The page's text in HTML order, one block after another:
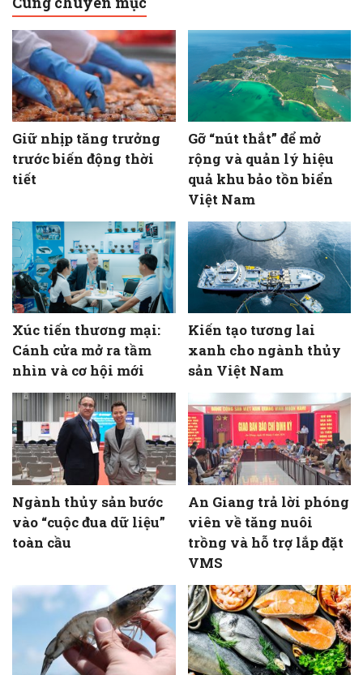
Giữ nhịp tăng trưởng
trước biến động thời
tiết
Gỡ “nút thắt” để mở
rộng và quản lý hiệu
quả khu bảo tồn biển
Việt Nam
Xúc tiến thương mại:
Cánh cửa mở ra tầm
nhìn và cơ hội mới
Kiến tạo tương lai
xanh cho ngành thủy
sản Việt Nam
Ngành thủy sản bước
vào “cuộc đua dữ liệu”
toàn cầu
An Giang trả lời phóng
viên về tăng nuôi
trồng và hỗ trợ lắp đặt
VMS